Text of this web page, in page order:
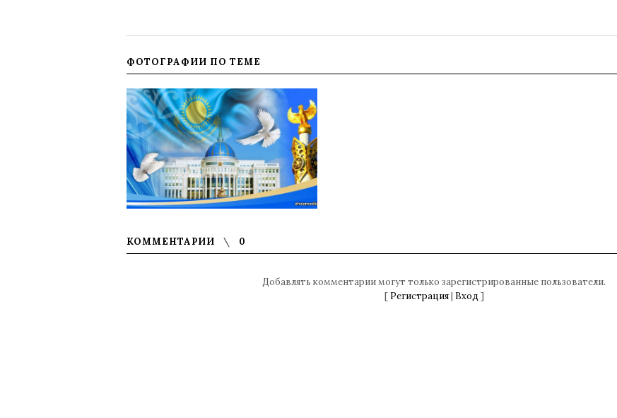
ФОТОГРАФИИ ПО ТЕМЕ
КОММЕНТАРИИ 0
Добавлять комментарии могут только зарегистрированные пользователи.
[ Регистрация| Вход ]